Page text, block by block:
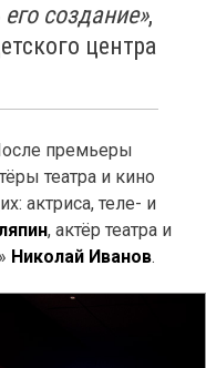
создание»,
центра
премьеры
театра и кино
актриса, теле- и
, актёр театра и
Николай Иванов.